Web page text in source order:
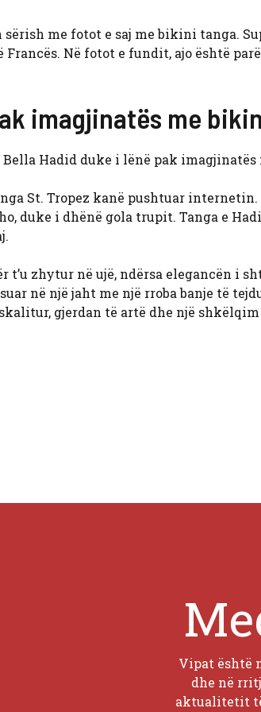
me fotot e saj me bikini tanga.
Në fotot e fundit, ajo është
imagjinatës me
Hadid duke i lënë pak imagjinatës
St. Tropez kanë pushtuar
duke i dhënë gola trupit. Tanga e
zhytur në ujë, ndërsa elegancën i
në një jaht me një rroba banje të
gjerdan të artë dhe një shkëlqim
Vipat është
dhe në
aktualitetit